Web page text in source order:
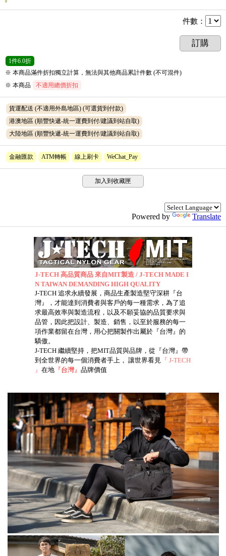
件數 ：
訂購
1件6.0折
※ 本商品滿件折扣獨立計算，無法與其他商品累計件數 (不可混件)
※ 本商品
不適用總價折扣
貨運配送 (不適用外島地區) (可選貨到付款)
港澳地區 (順豐快遞-統一運費到付/建議到站自取)
大陸地區 (順豐快遞-統一運費到付/建議到站自取)
金融匯款 ATM轉帳 線上刷卡 WeChat_Pay
加入到收藏匣
Powered by Translate
J-TECH 高品質商品 來自MIT製造 / J-TECH MADE I
N TAIWAN DEMANDING HIGH QUALITY
J-TECH 追求永續發展，商品生產製造堅守深耕『台
灣』，才能達到消費者與客戶的每一種需求，為了追
求最高效率與製造流程，以及不願妥協的品質要求與
品管，因此把設計、製造、銷售，以至於服務的每一
項作業都留在台灣，用心把關製作出屬於『台灣』的
驕傲。
J-TECH 繼續堅持，把MIT品質與品牌，從『台灣』帶
到全世界的每一個消費者手上， 讓世界看見 『 J-TECH
』 在地 『台灣』 品牌價值